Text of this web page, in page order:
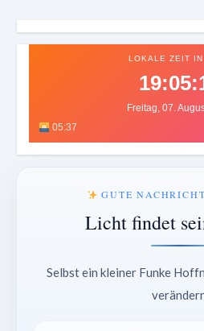
LOKALE ZEIT IN
Freitag, 07.
05:37
GUTE
Licht findet
Selbst ein kleiner Funke